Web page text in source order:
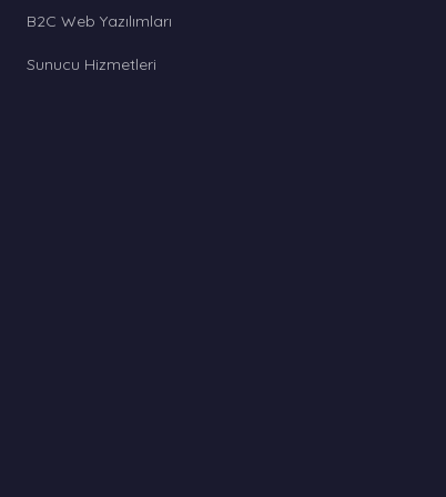
B2C Web Yazılımları
Sunucu Hizmetleri